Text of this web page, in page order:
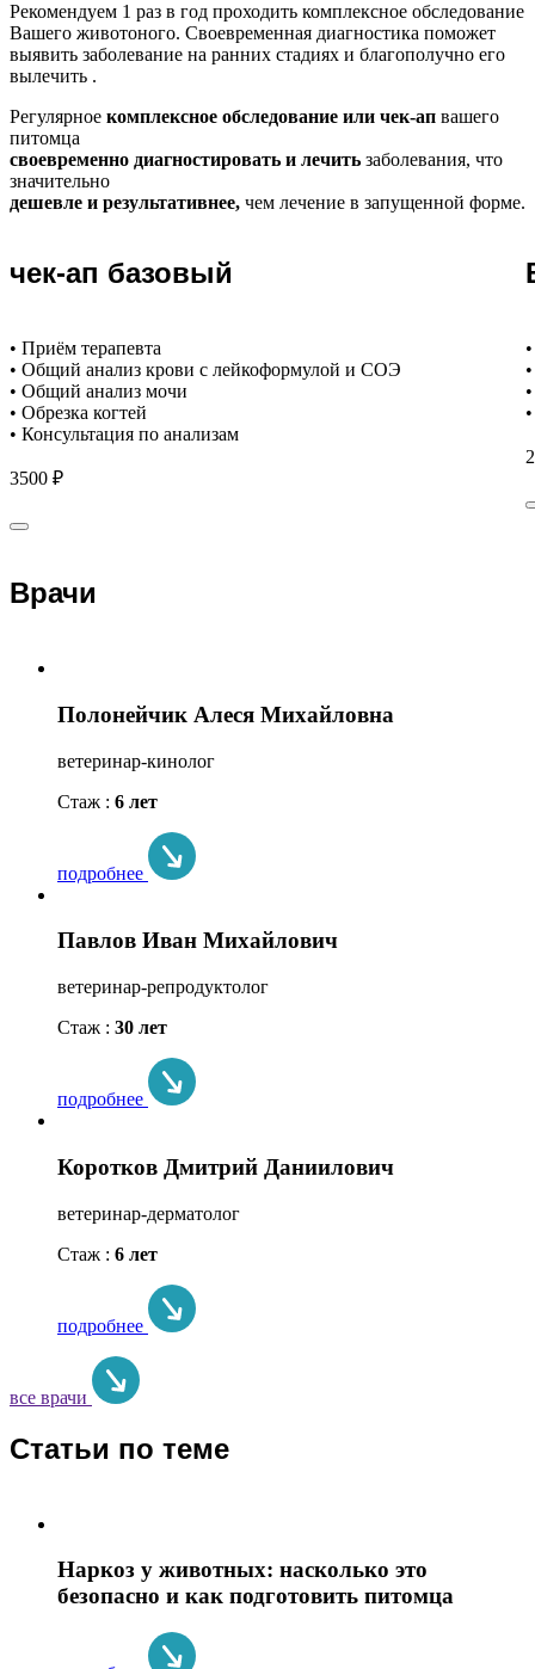
Рекомендуем 1 раз в год проходить комплексное обследование
Вашего животоного. Своевременная диагностика поможет
выявить заболевание на ранних стадиях и благополучно его
вылечить .
Регулярное комплексное обследование или чек-ап вашего
питомца
своевременно диагностировать и лечить заболевания, что
значительно
дешевле и результативнее, чем лечение в запущенной форме.
чек-ап базовый
• Приём терапевта
• Общий анализ крови с лейкоформулой и СОЭ
• Общий анализ мочи
• Обрезка когтей
• Консультация по анализам
3500 ₽
Врачи
Полонейчик Алеся Михайловна
ветеринар-кинолог
Стаж : 6 лет
подробнее
Павлов Иван Михайлович
ветеринар-репродуктолог
Стаж : 30 лет
подробнее
Коротков Дмитрий Даниилович
ветеринар-дерматолог
Стаж : 6 лет
подробнее
все врачи
Статьи по теме
Наркоз у животных: насколько это
безопасно и как подготовить питомца